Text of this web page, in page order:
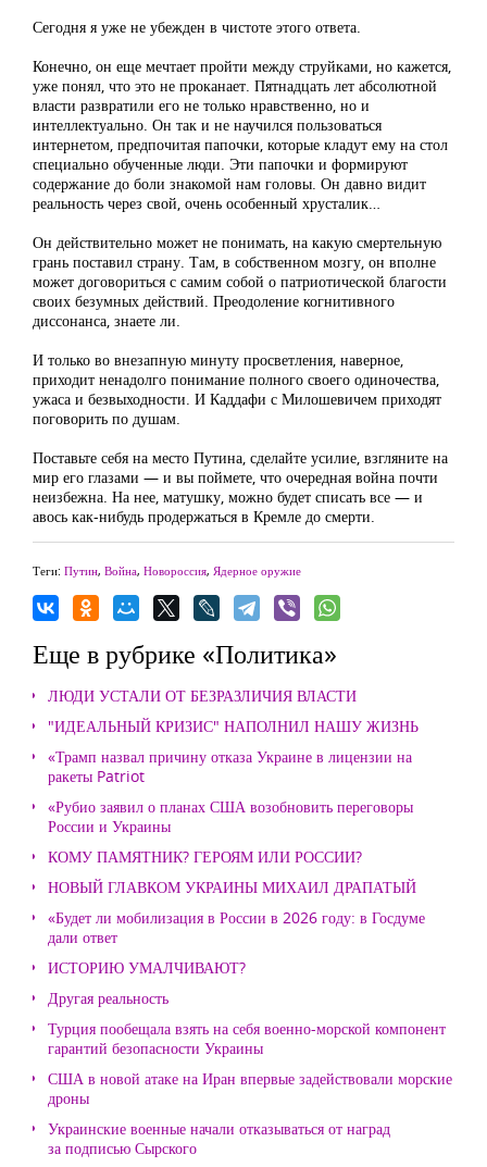
Сегодня я уже не убежден в чистоте этого ответа.
Конечно, он еще мечтает пройти между струйками, но кажется,
уже понял, что это не проканает. Пятнадцать лет абсолютной
власти развратили его не только нравственно, но и
интеллектуально. Он так и не научился пользоваться
интернетом, предпочитая папочки, которые кладут ему на стол
специально обученные люди. Эти папочки и формируют
содержание до боли знакомой нам головы. Он давно видит
реальность через свой, очень особенный хрусталик…
Он действительно может не понимать, на какую смертельную
грань поставил страну. Там, в собственном мозгу, он вполне
может договориться с самим собой о патриотической благости
своих безумных действий. Преодоление когнитивного
диссонанса, знаете ли.
И только во внезапную минуту просветления, наверное,
приходит ненадолго понимание полного своего одиночества,
ужаса и безвыходности. И Каддафи с Милошевичем приходят
поговорить по душам.
Поставьте себя на место Путина, сделайте усилие, взгляните на
мир его глазами — и вы поймете, что очередная война почти
неизбежна. На нее, матушку, можно будет списать все — и
авось как-нибудь продержаться в Кремле до смерти.
Теги: Путин, Война, Новороссия, Ядерное оружие
Еще в рубрике «Политика»
ЛЮДИ УСТАЛИ ОТ БЕЗРАЗЛИЧИЯ ВЛАСТИ
"ИДЕАЛЬНЫЙ КРИЗИС" НАПОЛНИЛ НАШУ ЖИЗНЬ
«Трамп назвал причину отказа Украине в лицензии на
ракеты Patriot
«Рубио заявил о планах США возобновить переговоры
России и Украины
КОМУ ПАМЯТНИК? ГЕРОЯМ ИЛИ РОССИИ?
НОВЫЙ ГЛАВКОМ УКРАИНЫ МИХАИЛ ДРАПАТЫЙ
«Будет ли мобилизация в России в 2026 году: в Госдуме
дали ответ
ИСТОРИЮ УМАЛЧИВАЮТ?
Другая реальность
Турция пообещала взять на себя военно-морской компонент
гарантий безопасности Украины
США в новой атаке на Иран впервые задействовали морские
дроны
Украинские военные начали отказываться от наград
за подписью Сырского